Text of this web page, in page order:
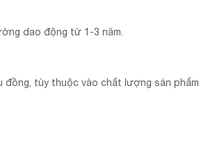
dao động từ 1-3 năm.
đồng, tùy thuộc vào chất lượng sản phẩm